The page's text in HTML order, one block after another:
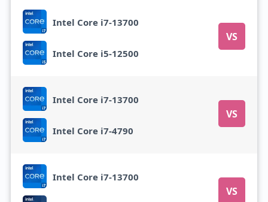
Intel Core i7-13700
VS
Intel Core i5-12500
Intel Core i7-13700
VS
Intel Core i7-4790
Intel Core i7-13700
VS